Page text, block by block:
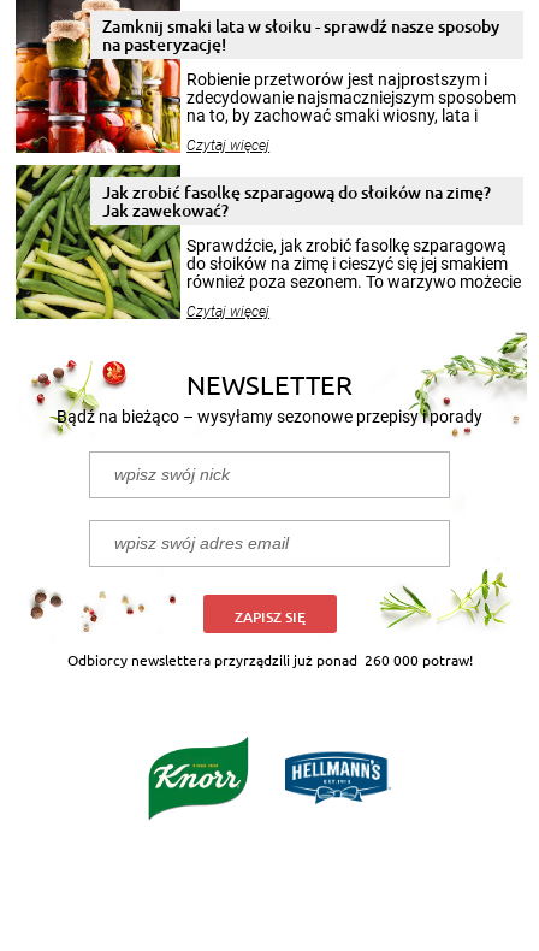
Zamknij smaki lata w słoiku - sprawdź nasze sposoby
na pasteryzację!
Robienie przetworów jest najprostszym i
zdecydowanie najsmaczniejszym sposobem
na to, by zachować smaki wiosny, lata i
krajobrazów, by cieszyć nimi oko w sezonie
pełni poczuć atmosferę cieplejszych
miesięcy. Przygotowanie słoików ze
smakowitą zawartością musi obejmować
patenty, które pozwolą zachować świeżość
przetworów.
Czytaj więcej
Jak zrobić fasolkę szparagową do słoików na zimę?
Jak zawekować?
Sprawdźcie, jak zrobić fasolkę szparagową
do słoików na zimę i cieszyć się jej smakiem
również poza sezonem. To warzywo możecie
nasze propozycje!
Czytaj więcej
NEWSLETTER
Bądź na bieżąco – wysyłamy sezonowe przepisy i porady
ZAPISZ SIĘ
Odbiorcy newslettera przyrządzili już ponad 260 000 potraw!